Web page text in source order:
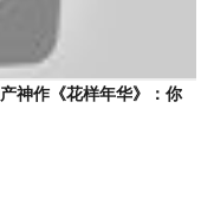
神作《花样年华》：你